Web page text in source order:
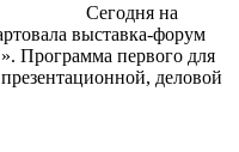
Сегодня на
выставка-форум
Программа первого для
деловой